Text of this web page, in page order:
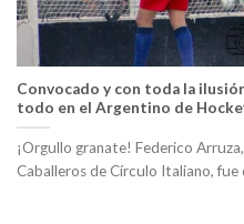
Convocado y con toda la
todo en el Argentino de
¡Orgullo granate! Federico
Caballeros de Círculo Italiano, fue